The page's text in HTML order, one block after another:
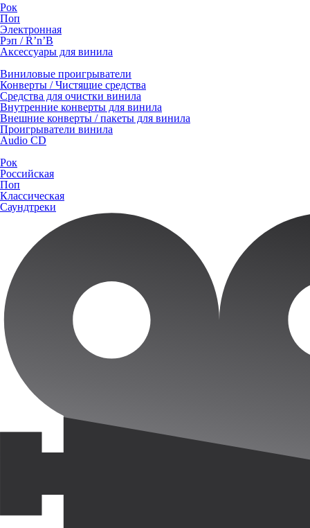
Рок
Поп
Электронная
Рэп / R’n’B
Аксессуары для винила
Виниловые проигрыватели
Конверты / Чистящие средства
Средства для очистки винила
Внутренние конверты для винила
Внешние конверты / пакеты для винила
Проигрыватели винила
Audio CD
Рок
Российская
Поп
Классическая
Саундтреки